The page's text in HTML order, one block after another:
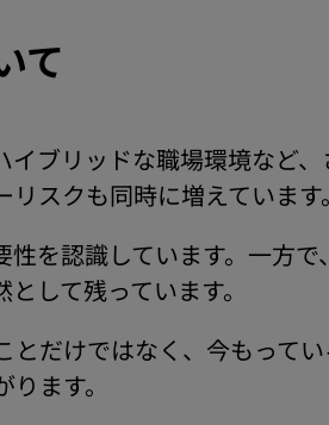
て
ブリッドな職場環境など、
スクも同時に増えています。
を認識しています。一方で
して残っています。
だけではなく、今もって
ます。